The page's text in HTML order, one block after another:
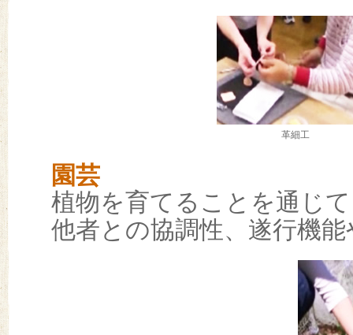
革細工
園芸
植物を育てることを通じ
他者との協調性、遂行機